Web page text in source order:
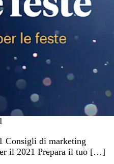
Consigli di marketing
il 2021 Prepara il tuo […]